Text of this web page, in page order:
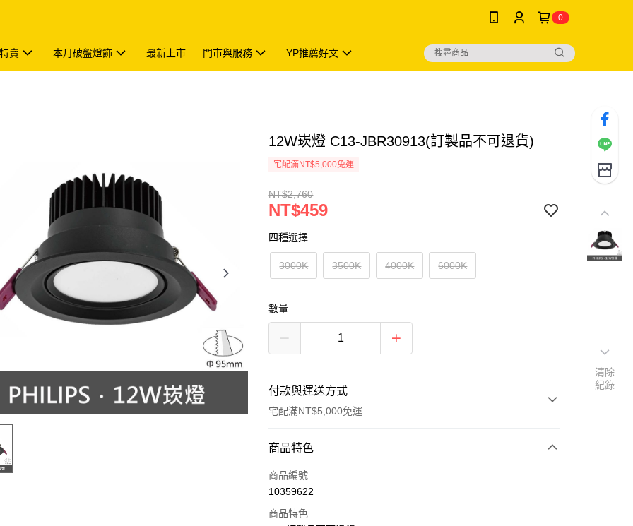
0
賣 本月破盤燈飾 最新上市 門市與服務 YP推薦好文
12W崁燈 C13-JBR30913(訂製品不可退貨)
宅配滿NT$5,000免運
NT$2,760
NT$459
四種選擇
3000K 3500K 4000K 6000K
數量
付款與運送方式
宅配滿NT$5,000免運
付款方式
信用卡一次付款
商品特色
商品編號
10359622
商品特色
清除
紀錄